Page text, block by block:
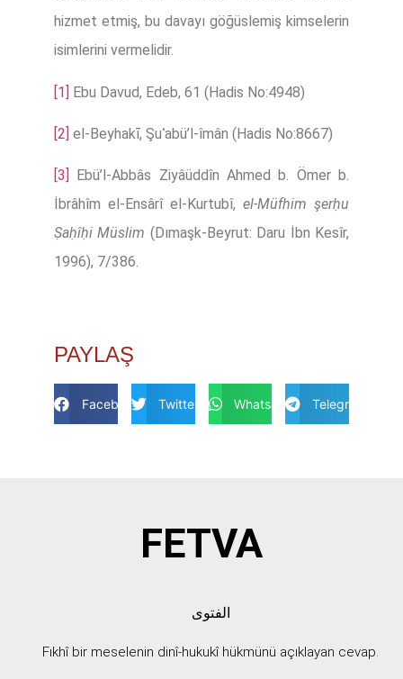
hizmet etmiş, bu davayı göğüslemiş kimselerin
isimlerini vermelidir.
[1] Ebu Davud, Edeb, 61 (Hadis No:4948)
[2] el-Beyhakī, Şuʿabü’l-îmân (Hadis No:8667)
[3]
Ebü’l-Abbâs Ziyâüddîn Ahmed b. Ömer b.
İbrâhîm el-Ensârî el-Kurtubî, el-Müfhim şerḥu
Ṣaḥîḥi Müslim (Dımaşk-Beyrut: Daru İbn Kesîr,
1996), 7/386.
PAYLAŞ
Facebook Twitter Whatsapp Telegram
FETVA
الفتوى
Fıkhî bir meselenin dinî-hukukî hükmünü açıklayan cevap.